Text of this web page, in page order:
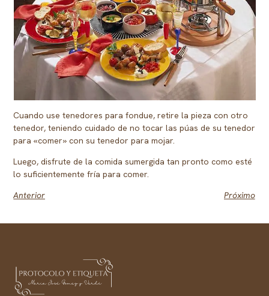
Cuando use tenedores para fondue, retire la pieza con otro
tenedor, teniendo cuidado de no tocar las púas de su tenedor
para «comer» con su tenedor para mojar.
Luego, disfrute de la comida sumergida tan pronto como esté
lo suficientemente fría para comer.
Anterior
Próximo